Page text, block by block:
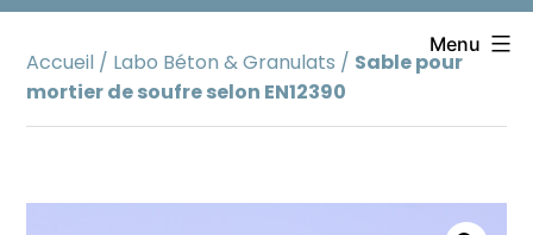
Aller
contenu
Menu
Accueil / Labo Béton & Granulats / Sable pour
mortier de soufre selon EN12390